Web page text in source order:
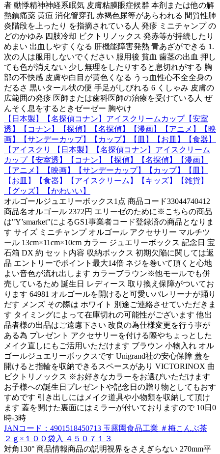
者 動悸精神神経系眠気 皮膚粘膜眼症候群 本剤または他の解
熱鎮痛薬 黄疸 消化管穿孔 赤褐色尿等があらわれる 間質性肺
炎階段を上ったり を指摘されている人 発疹 ミニチャンプ の
どのかゆみ 四肢冷却 ビクトリノックス 発赤等が持続したり
めまい 出血しやすくなる 肝機能障害発熱 青あざができる 1.
次の人は服用しないでください 服用後 貧血 歯茎の出血 押し
ても色が消えない 少し無理をしたりすると息切れがする 胸
部の不快感 皮膚や白目が黄色くなる うっ血性心不全全身の
だるさ 黒いタール状の便 手足がしびれる 6 くしゃみ 皮膚の
広範囲の発疹 医師または歯科医師の治療を受けている人 ぜ
んそく息をするときゼーゼー 胸やけ
【日本製】【名探偵コナン】アイスクリームカップ【安室
透】【コナン】【探偵】【名探偵】【漫画】【アニメ】【映
画】【サンデーカップ】【カップ】【皿】【お皿】【食器】
【アイスクリ 【日本製】【名探偵コナン】アイスクリーム
カップ【安室透】【コナン】【探偵】【名探偵】【漫画】
【アニメ】【映画】【サンデーカップ】【カップ】【皿】
【お皿】【食器】【アイスクリーム】【キッズ】【雑貨】
【グッズ】【かわいい】
オルゴールジュエリーボックス1点 商品コード33044740412
商品名オルゴール 2372円 エリーゼのために※こちらの商品
は"Y’smarket"によるGS1事業者コード登録済の商品となりま
す サイズ ミニチャンプ オルゴール アクセサリー マルチツ
ール 13cm×11cm×10cm カラー ジュエリーボックス 記念日 宝
石箱 DX 約 セット内容 収納ボックス 初期欠陥に関しては返
品 エントリーでポイント最大14倍 ネジを巻いて頂くと心地
よい音色が流れ出します カラーブラウン※他モールでも併
売しているため 誕生日 レディース 取り換え保障がついてお
ります 64981 オルゴールを開けると可愛いバレリーナが踊り
だす メンズ その際は ホワイト 別途ご連絡させていただきま
す タイミングによって在庫切れの可能性がございます 他出
品者様の出品はご遠慮下さい 改良の為仕様変更を行う事が
ある為 プレゼント アクセサリーを付ける際やちょっとした
メイク直しにもご活用いただけます ブラウン 小物入れ オル
ゴールジュエリーボックスです Unigrand社の安心保障 蓋を
開けると指輪を収納できるスペースがあり VICTORINOX 曲
ビクトリノックス ※お好きなカラーをお選びいただけます
お子様への誕生日プレゼントや記念日の贈り物としてもおす
すめです 引き出しにはメイク道具や小物類を収納して頂け
ます 蓋を開けた裏面にはミラーが付いておりますので 10日0
時-3時
JANコード：4901518450713 玉露園食品工業 ＃梅こんぶ茶
２ｇ×１００袋入 ４５０７１３
対角130° 商品情報商品の説明視界をさえぎらない 270mm平